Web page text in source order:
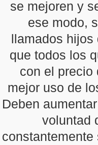
se mejoren y
ese modo,
llamados hijos
que todos los
con el precio
mejor uso de
Deben
voluntad